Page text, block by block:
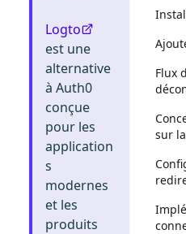
Logto
est une
alternative
à Auth0
conçue
pour les
application
s
modernes
et les
produits
Flux
sur